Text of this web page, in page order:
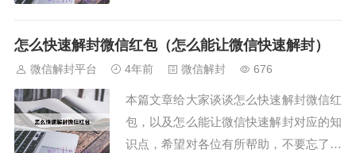
台），现在开始吧！本文导读目录：1、
怎么快速解封微信红包（怎么能让微信快速解封）
微信解封平台 4年前 微信解封 676
本篇文章给大家谈谈怎么快速解封微信红
包，以及怎么能让微信快速解封对应的知
识点，希望对各位有所帮助，不要忘了收